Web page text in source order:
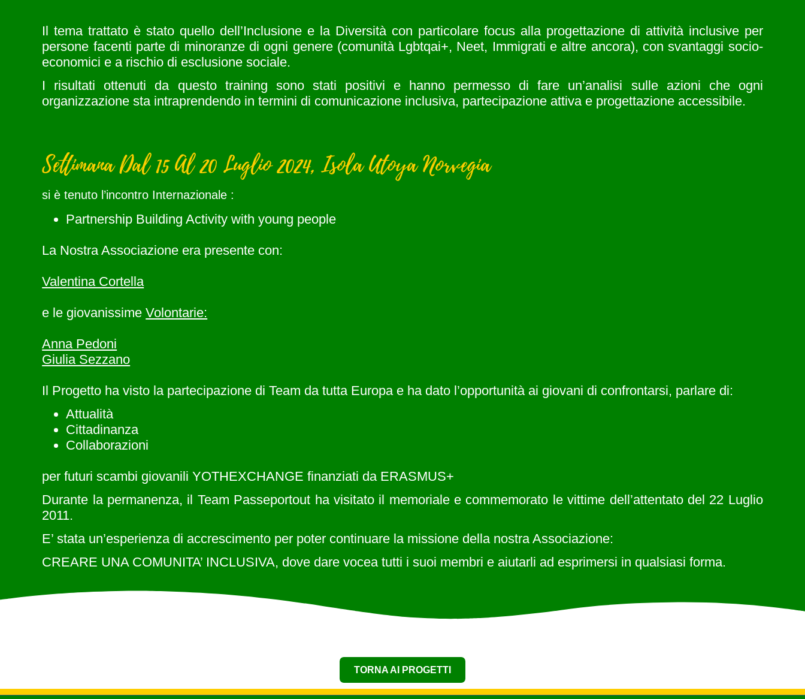
Il tema trattato è stato quello dell’Inclusione e la Diversità con particolare focus alla progettazione di attività inclusive per
persone facenti parte di minoranze di ogni genere (comunità Lgbtqai+, Neet, Immigrati e altre ancora), con svantaggi socio-
economici e a rischio di esclusione sociale.
I risultati ottenuti da questo training sono stati positivi e hanno permesso di fare un’analisi sulle azioni che ogni
organizzazione sta intraprendendo in termini di comunicazione inclusiva, partecipazione attiva e progettazione accessibile.
Settimana Dal 15 Al 20 Luglio 2024, Isola Utoya Norvegia
si è tenuto l’incontro Internazionale :
Partnership Building Activity with young people
La Nostra Associazione era presente con:
Valentina Cortella
e le giovanissimeVolontarie:
Anna Pedoni
Giulia Sezzano
Il Progetto ha visto la partecipazione di Team da tutta Europa e ha dato l’opportunità ai giovani di confrontarsi, parlare di:
Attualità
Cittadinanza
Collaborazioni
per futuri scambi giovanili YOTHEXCHANGE finanziati da ERASMUS+
Durante la permanenza, il Team Passeportout ha visitato il memoriale e commemorato le vittime dell’attentato del 22 Luglio
2011.
E’ stata un’esperienza di accrescimento per poter continuare la missione della nostra Associazione:
CREARE UNA COMUNITA’ INCLUSIVA, dove dare vocea tutti i suoi membri e aiutarli ad esprimersi in qualsiasi forma.
TORNA AI PROGETTI